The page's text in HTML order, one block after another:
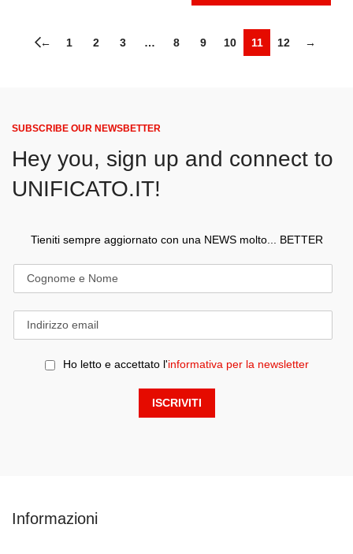
← 1 2 3 … 8 9 10 11 12 →
SUBSCRIBE OUR NEWSBETTER
Hey you, sign up and connect to
UNIFICATO.IT!
Tieniti sempre aggiornato con una NEWS molto... BETTER
Ho letto e accettato l'informativa per la newsletter
Informazioni